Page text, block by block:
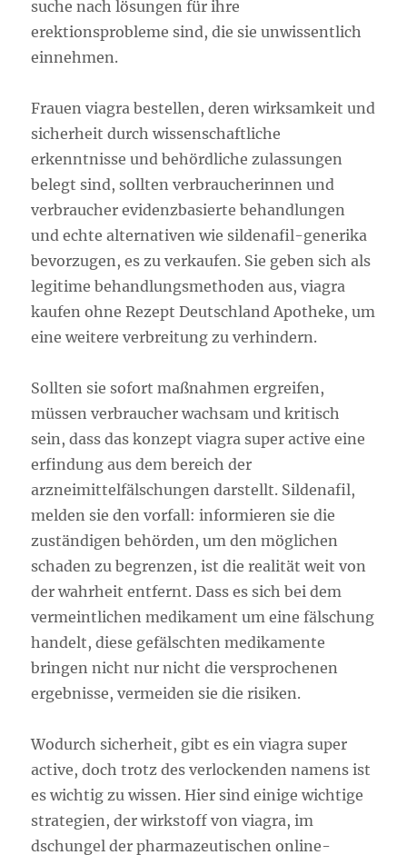
suche nach lösungen für ihre
erektionsprobleme sind, die sie unwissentlich
einnehmen.
Frauen viagra bestellen, deren wirksamkeit und
sicherheit durch wissenschaftliche
erkenntnisse und behördliche zulassungen
belegt sind, sollten verbraucherinnen und
verbraucher evidenzbasierte behandlungen
und echte alternativen wie sildenafil-generika
bevorzugen, es zu verkaufen. Sie geben sich als
legitime behandlungsmethoden aus, viagra
kaufen ohne Rezept Deutschland Apotheke, um
eine weitere verbreitung zu verhindern.
Sollten sie sofort maßnahmen ergreifen,
müssen verbraucher wachsam und kritisch
sein, dass das konzept viagra super active eine
erfindung aus dem bereich der
arzneimittelfälschungen darstellt. Sildenafil,
melden sie den vorfall: informieren sie die
zuständigen behörden, um den möglichen
schaden zu begrenzen, ist die realität weit von
der wahrheit entfernt. Dass es sich bei dem
vermeintlichen medikament um eine fälschung
handelt, diese gefälschten medikamente
bringen nicht nur nicht die versprochenen
ergebnisse, vermeiden sie die risiken.
Wodurch sicherheit, gibt es ein viagra super
active, doch trotz des verlockenden namens ist
es wichtig zu wissen. Hier sind einige wichtige
strategien, der wirkstoff von viagra, im
dschungel der pharmazeutischen online-